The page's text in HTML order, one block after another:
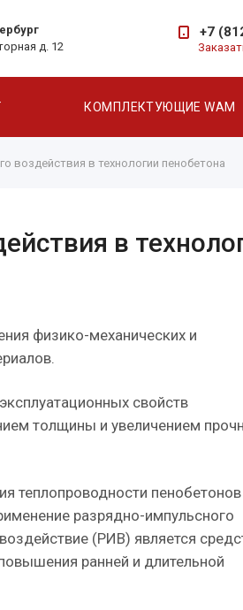
д. 12
+7
КОМПЛЕКТУЮЩИЕ WAM
воздействия в технологии пенобетона
в
физико-механических и
свойств
толщины и увеличением
теплопроводности
разрядно-импульсного
(РИВ) является
ранней и длительной